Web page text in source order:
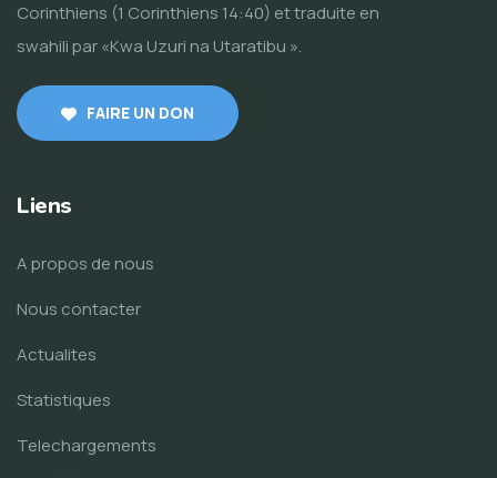
Corinthiens (1 Corinthiens 14:40) et traduite en
swahili par «Kwa Uzuri na Utaratibu ».
FAIRE UN DON
Liens
A propos de nous
Nous contacter
Actualites
Statistiques
Telechargements